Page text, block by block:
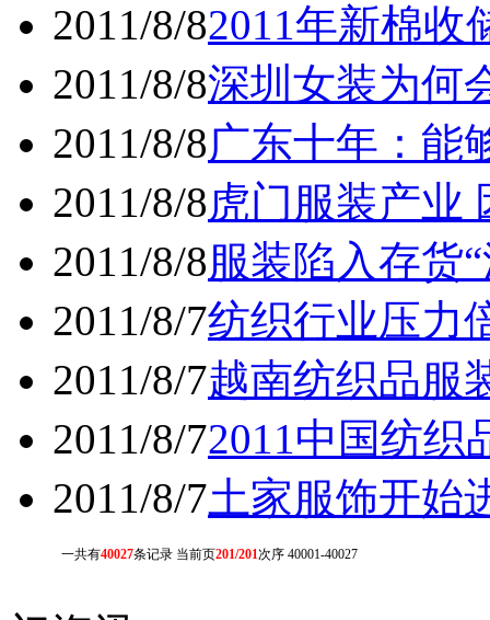
2011/8/82011年新棉收
2011/8/8深圳女装为何
2011/8/8广东十年：能
2011/8/8虎门服装产业
2011/8/8服装陷入存货
2011/8/7纺织行业压力
2011/8/7越南纺织品服
2011/8/72011中国纺织
2011/8/7土家服饰开始
一共有40027条记录 当前页201/201次序 40001-40027